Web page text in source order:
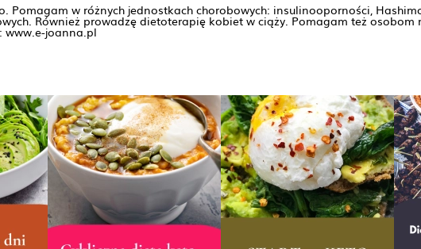
w różnych jednostkach chorobowych: insulinooporności,
Również prowadzę dietoterapię kobiet w ciąży. Pomagam też osobom
www.e-joanna.pl